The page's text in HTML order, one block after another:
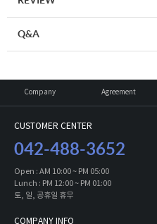
Q&A
Company Agreement
CUSTOMER CENTER
042-488-3652
Open : AM 10:00 ~ PM 05:00
Lunch : PM 12:00 ~ PM 01:00
토, 일, 공휴일 휴무
COMPANY INFO